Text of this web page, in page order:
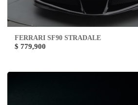
FERRARI SF90 STRADALE
$ 779,900